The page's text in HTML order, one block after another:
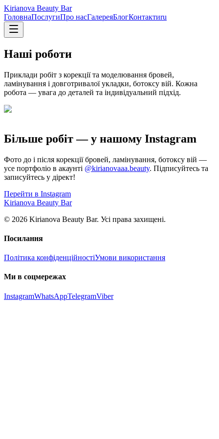
Kirianova Beauty Bar
ГоловнаПослугиПро насГалереяБлогКонтактиru
Наші роботи
Приклади робіт з корекції та моделювання бровей,
ламінування і довготривалої укладки, ботоксу вій. Кожна
робота — увага до деталей та індивідуальний підхід.
Більше робіт — у нашому Instagram
Фото до і після корекції бровей, ламінування, ботоксу вій —
усе портфоліо в акаунті @kirianovaaa.beauty. Підписуйтесь та
записуйтесь у дірект!
Перейти в Instagram
Kirianova Beauty Bar
© 2026 Kirianova Beauty Bar. Усі права захищені.
Посилання
Політика конфіденційностіУмови використання
Ми в соцмережах
InstagramWhatsAppTelegramViber